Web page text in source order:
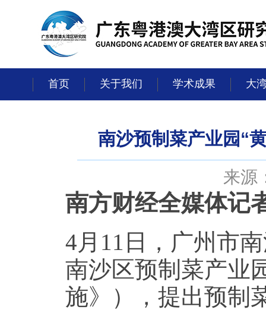
首页 关于我们 学术成果 大
南沙预制菜产业园“
来源
南方财经全媒体记
4月11日，广州市
南沙区预制菜产业
施》），提出预制